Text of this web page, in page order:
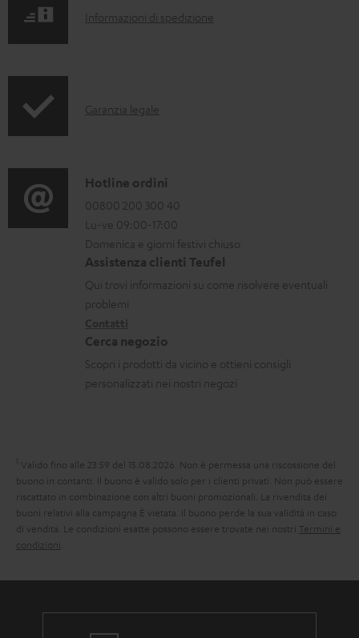
s
i
b
i
l
i
I
r
z
i
o
n
i
d
s
p
z
i
o
Informazioni di spedizione
I
o
r
m
a
z
i
n
i
a
n
z
Garanzia legale
C
o
n
t
a
t
i
Hotline ordini
00800 200 300 40
Lu-ve 09:00-17:00
Domenica e giorni festivi chiuso
Assistenza clienti Teufel
Qui trovi informazioni su come risolvere eventuali
problemi
Cerca negozio
Scopri i prodotti da vicino e ottieni consigli
personalizzati nei nostri negozi
1 Valido fino alle 23:59 del 15.08.2026. Non è permessa una riscossione del
buono in contanti. Il buono è valido solo per i clienti privati. Non può essere
riscattato in combinazione con altri buoni promozionali. La rivendita dei
buoni relativi alla campagna È vietata. Il buono perde la sua validità in caso
di vendita. Le condizioni esatte possono essere trovate nei nostri Termini e
condizioni